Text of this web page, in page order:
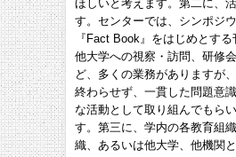
ほしいと考えます。第二に、
す。センターでは、シンポジ
『Fact Book』をはじめとする
他大学への視察・訪問、研修
ど、多くの業務がありますが
終わらせず、一貫した問題意
な活動として取り組んでもら
す。第三に、学内の各教育組
織、あるいは他大学、他機関